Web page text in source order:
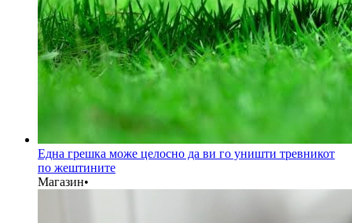
Една грешка може целосно да ви го уништи тревникот
по жештините
Магазин•